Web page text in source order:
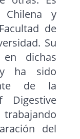
y
de
Su
dichas
y ha sido
de la
Digestive
del